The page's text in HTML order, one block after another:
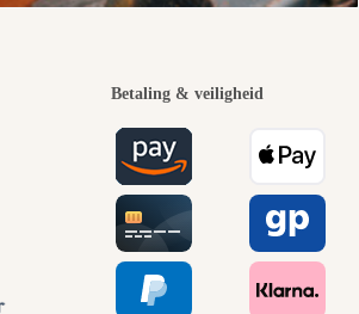
Betaling & veiligheid